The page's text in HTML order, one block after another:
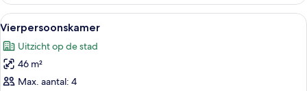
Alle
foto's
voor
Vierpersoonskamer
laden
Een hotelkamer met twee bedden,
16
Vierpersoonskamer
Uitzicht op de stad
46 m²
Max. aantal: 4